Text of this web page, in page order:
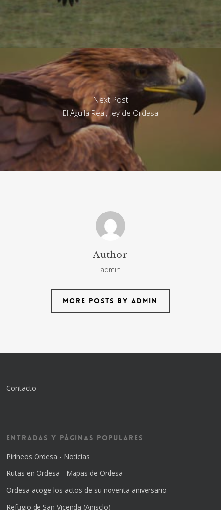
Next Post
El Águila Real, rey de Ordesa
Author
admin
More posts by admin
Contacto
Entradas y Páginas Populares
Pirineos Ordesa - Noticias
Rutas en Ordesa - Mapas de Ordesa
Ordesa acoge los actos de su noventa aniversario
Refugio de San Vicenda (Añisclo)